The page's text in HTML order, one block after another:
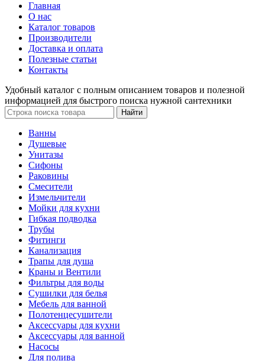
Главная
О нас
Каталог товаров
Производители
Доставка и оплата
Полезные статьи
Контакты
Удобный каталог с полным описанием товаров и полезной
информацией для быстрого поиска нужной сантехники
Ванны
Душевые
Унитазы
Сифоны
Раковины
Смесители
Измельчители
Мойки для кухни
Гибкая подводка
Трубы
Фитинги
Канализация
Трапы для душа
Краны и Вентили
Фильтры для воды
Сушилки для белья
Мебель для ванной
Полотенцесушители
Аксессуары для кухни
Аксессуары для ванной
Насосы
Для полива